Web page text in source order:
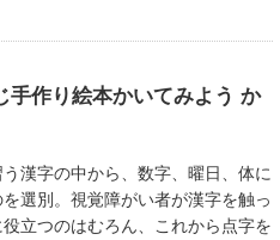
作り絵本かいてみよう か
漢字の中から、数字、曜日、体に
選別。視覚障がい者が漢字を触っ
立つのはむろん、これから点字を